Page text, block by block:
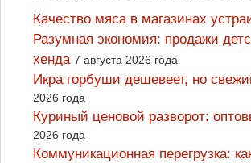
Качество мяса в магазинах
Разумная экономия: продажи
хенда 7 августа 2026 года
Икра горбуши дешевеет, но
2026 года
Куриный ценовой разворот:
2026 года
Коммуникационная перегрузка: